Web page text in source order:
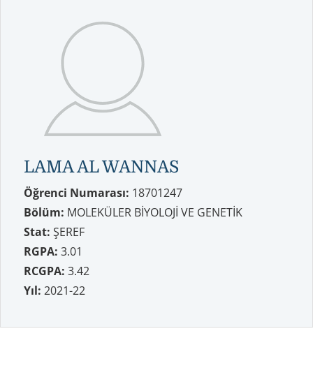
LAMA AL WANNAS
Öğrenci Numarası: 18701247
Bölüm: MOLEKÜLER BİYOLOJİ VE GENETİK
Stat: ŞEREF
RGPA: 3.01
RCGPA: 3.42
Yıl: 2021-22